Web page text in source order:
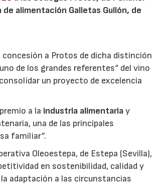
alimentación Galletas Gullón, de
concesión a Protos de dicha distinción
de los grandes referentes“ del vino
un proyecto de excelencia
a la industria alimentariay
una de las principales
familiar”.
Oleoestepa, de Estepa (Sevilla),
en sostenibilidad, calidad y
adaptación a las circunstancias